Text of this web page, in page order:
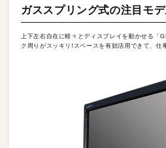
ガススプリング式の注目モ
上下左右自在に軽々とディスプレイを動かせる「
ク周りがスッキリ!スペースを有効活用できて、仕